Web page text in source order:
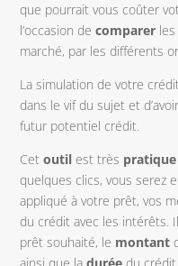
que pourrait vous coûter
l’occasion decomparer
marché, par les différents
La simulation de votre
dans le vif du sujet et
futur potentiel crédit.
Cetoutil est très pratique
quelques clics, vous serez
appliqué à votre prêt, vos
du crédit avec les intérêts.
prêt souhaité, le montant